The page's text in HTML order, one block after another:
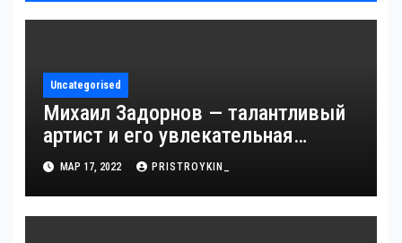
Uncategorised
Михаил Задорнов — талантливый
артист и его увлекательная
биография — выдающиеся
достижения, известность и
интересные факты из личной
МАР 17, 2022 PRISTROYKIN_